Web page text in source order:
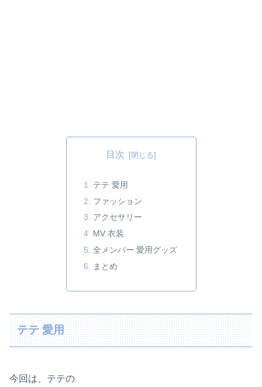
目次
テテ 愛用
ファッション
アクセサリー
MV 衣装
全メンバー 愛用グッズ
まとめ
テテ 愛用
今回は、テテの